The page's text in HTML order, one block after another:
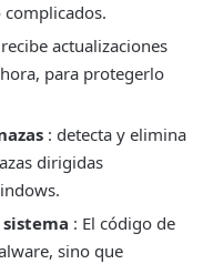
actualizaciones
para protegerlo
: detecta y elimina
dirigidas
: El código de
sino que